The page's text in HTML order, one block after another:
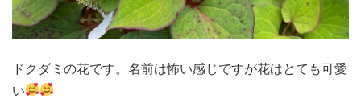
ドクダミの花です。名前は怖い感じですが花はとても可愛
い